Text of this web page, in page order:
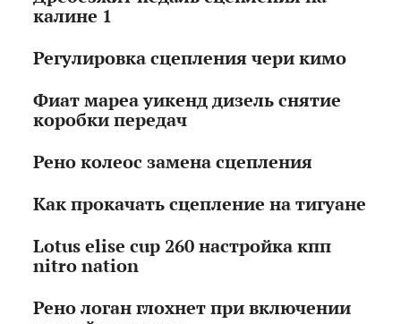
калине 1
Регулировка сцепления чери кимо
Фиат мареа уикенд дизель снятие
коробки передач
Рено колеос замена сцепления
Как прокачать сцепление на тигуане
Lotus elise cup 260 настройка кпп
nitro nation
Рено логан глохнет при включении